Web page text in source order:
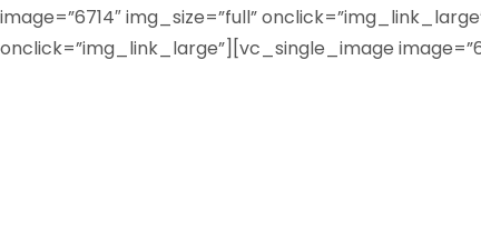
image=”6714″ img_size=”full”
onclick=”img_link_large”][vc_single_image